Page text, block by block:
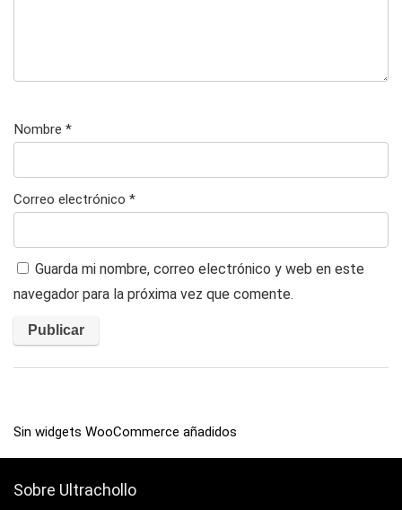
Nombre *
Correo electrónico *
Guarda mi nombre, correo electrónico y web en este
navegador para la próxima vez que comente.
Sin widgets WooCommerce añadidos
Sobre Ultrachollo